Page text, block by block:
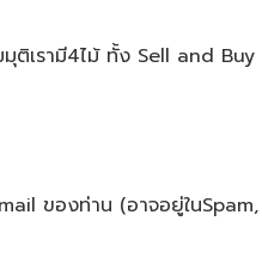
มุติ​เรามี4ไม้​ ทั้ง Sell and
ของท่าน (อาจอยู่ใน